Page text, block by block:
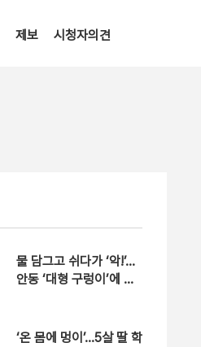
제보 시청자의견
물 담그고 쉬다가 ‘악!’…
안동 ‘대형 구렁이’에 대
‘온 몸에 멍이’…5살 딸 학